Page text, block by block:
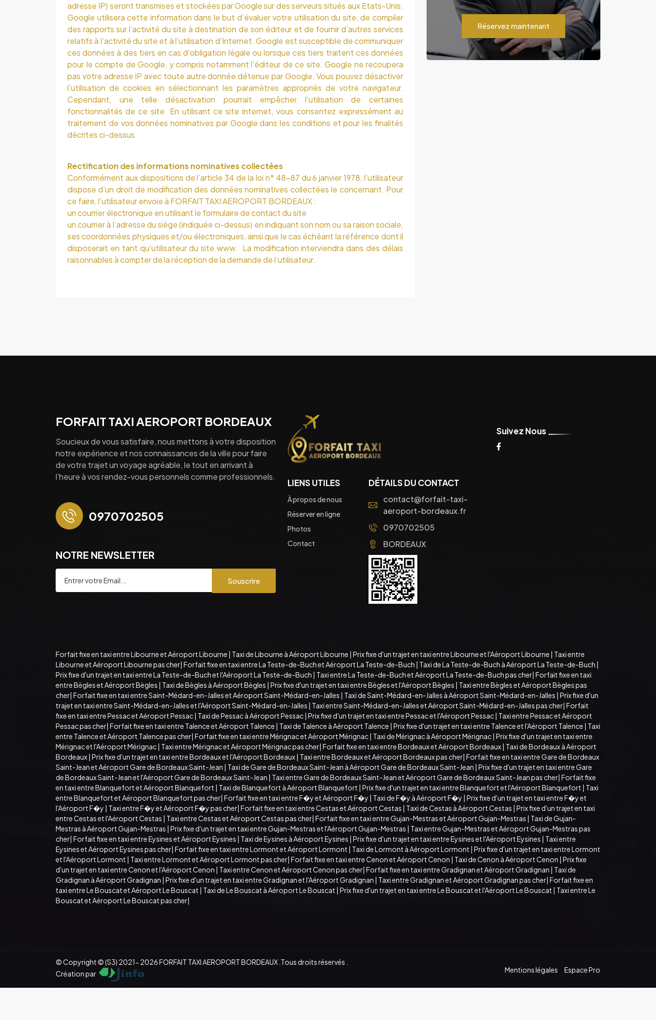
adresse IP) seront transmises et stockées par Google sur des serveurs situés aux Etats-Unis.
Google utilisera cette information dans le but d’évaluer votre utilisation du site, de compiler
des rapports sur l’activité du site à destination de son éditeur et de fournir d’autres services
relatifs à l’activité du site et à l’utilisation d’Internet. Google est susceptible de communiquer
ces données à des tiers en cas d’obligation légale ou lorsque ces tiers traitent ces données
pour le compte de Google, y compris notamment l’éditeur de ce site. Google ne recoupera
pas votre adresse IP avec toute autre donnée détenue par Google. Vous pouvez désactiver
l’utilisation de cookies en sélectionnant les paramètres appropriés de votre navigateur.
Cependant, une telle désactivation pourrait empêcher l’utilisation de certaines
fonctionnalités de ce site. En utilisant ce site internet, vous consentez expressément au
traitement de vos données nominatives par Google dans les conditions et pour les finalités
décrites ci-dessus.
Rectification des informations nominatives collectées
Conformément aux dispositions de l’article 34 de la loi n° 48-87 du 6 janvier 1978, l’utilisateur
dispose d’un droit de modification des données nominatives collectées le concernant. Pour
ce faire, l’utilisateur envoie à FORFAIT TAXI AEROPORT BORDEAUX:
un courrier électronique en utilisant le formulaire de contact du site
un courrier à l’adresse du siège (indiquée ci-dessus) en indiquant son nom ou sa raison sociale,
ses coordonnées physiques et/ou électroniques, ainsi que le cas échéant la référence dont il
disposerait en tant qu’utilisateur du site www. La modification interviendra dans des délais
raisonnables à compter de la réception de la demande de l’utilisateur.
Réservez maintenant
FORFAIT TAXI AEROPORT BORDEAUX
Soucieux de vous satisfaire, nous mettons à votre disposition
notre expérience et nos connaissances de la ville pour faire
de votre trajet un voyage agréable, le tout en arrivant à
l’heure à vos rendez-vous personnels comme professionnels.
0970702505
NOTRE NEWSLETTER
Souscrire
Suivez Nous
LIENS UTILES
À propos de nous
Réserver en ligne
Photos
Contact
DÉTAILS DU CONTACT
contact@forfait-taxi-
aeroport-bordeaux.fr
0970702505
BORDEAUX
Forfait fixe en taxi entre Libourne et Aéroport Libourne Taxi de Libourne à Aéroport Libourne Prix fixe d'un trajet en taxi entre Libourne et l'Aéroport Libourne
Taxi entre
Libourne et Aéroport Libourne pas cher Forfait fixe en taxi entre La Teste-de-Buch et Aéroport La Teste-de-Buch Taxi de La Teste-de-Buch à Aéroport La Teste-de-Buch
Prix fixe d'un trajet en taxi entre La Teste-de-Buch et l'Aéroport La Teste-de-Buch
Taxi entre La Teste-de-Buch et Aéroport La Teste-de-Buch pas cher Forfait fixe en taxi
entre Bègles et Aéroport Bègles
Taxi de Bègles à Aéroport Bègles Prix fixe d'un trajet en taxi entre Bègles et l'Aéroport Bègles
Taxi entre Bègles et Aéroport Bègles pas
cher Forfait fixe en taxi entre Saint-Médard-en-Jalles et Aéroport Saint-Médard-en-Jalles Taxi de Saint-Médard-en-Jalles à Aéroport Saint-Médard-en-Jalles Prix fixe d'un
trajet en taxi entre Saint-Médard-en-Jalles et l'Aéroport Saint-Médard-en-Jalles
Taxi entre Saint-Médard-en-Jalles et Aéroport Saint-Médard-en-Jalles pas cher Forfait
fixe en taxi entre Pessac et Aéroport Pessac Taxi de Pessac à Aéroport Pessac Prix fixe d'un trajet en taxi entre Pessac et l'Aéroport Pessac Taxi entre Pessac et Aéroport
Pessac pas cher Forfait fixe en taxi entre Talence et Aéroport Talence Taxi de Talence à Aéroport Talence Prix fixe d'un trajet en taxi entre Talence et l'Aéroport Talence
Taxi
entre Talence et Aéroport Talence pas cher Forfait fixe en taxi entre Mérignac et Aéroport Mérignac Taxi de Mérignac à Aéroport Mérignac Prix fixe d'un trajet en taxi entre
Mérignac et l'Aéroport Mérignac Taxi entre Mérignac et Aéroport Mérignac pas cher Forfait fixe en taxi entre Bordeaux et Aéroport Bordeaux Taxi de Bordeaux à Aéroport
Bordeaux Prix fixe d'un trajet en taxi entre Bordeaux et l'Aéroport Bordeaux Taxi entre Bordeaux et Aéroport Bordeaux pas cher Forfait fixe en taxi entre Gare de Bordeaux
Saint-Jean et Aéroport Gare de Bordeaux Saint-Jean
Taxi de Gare de Bordeaux Saint-Jean à Aéroport Gare de Bordeaux Saint-Jean Prix fixe d'un trajet en taxi entre Gare
de Bordeaux Saint-Jean et l'Aéroport Gare de Bordeaux Saint-Jean
Taxi entre Gare de Bordeaux Saint-Jean et Aéroport Gare de Bordeaux Saint-Jean pas cher Forfait fixe
en taxi entre Blanquefort et Aéroport Blanquefort
Taxi de Blanquefort à Aéroport Blanquefort Prix fixe d'un trajet en taxi entre Blanquefort et l'Aéroport Blanquefort
Taxi
entre Blanquefort et Aéroport Blanquefort pas cher Forfait fixe en taxi entre F�y et Aéroport F�y Taxi de F�y à Aéroport F�y Prix fixe d'un trajet en taxi entre F�y et
l'Aéroport F�y
Taxi entre F�y et Aéroport F�y pas cher Forfait fixe en taxi entre Cestas et Aéroport Cestas Taxi de Cestas à Aéroport Cestas Prix fixe d'un trajet en taxi
entre Cestas et l'Aéroport Cestas
Taxi entre Cestas et Aéroport Cestas pas cher Forfait fixe en taxi entre Gujan-Mestras et Aéroport Gujan-Mestras
Taxi de Gujan-
Mestras à Aéroport Gujan-Mestras Prix fixe d'un trajet en taxi entre Gujan-Mestras et l'Aéroport Gujan-Mestras
Taxi entre Gujan-Mestras et Aéroport Gujan-Mestras pas
cher Forfait fixe en taxi entre Eysines et Aéroport Eysines Taxi de Eysines à Aéroport Eysines Prix fixe d'un trajet en taxi entre Eysines et l'Aéroport Eysines
Taxi entre
Eysines et Aéroport Eysines pas cher Forfait fixe en taxi entre Lormont et Aéroport Lormont Taxi de Lormont à Aéroport Lormont Prix fixe d'un trajet en taxi entre Lormont
et l'Aéroport Lormont
Taxi entre Lormont et Aéroport Lormont pas cher Forfait fixe en taxi entre Cenon et Aéroport Cenon Taxi de Cenon à Aéroport Cenon Prix fixe
d'un trajet en taxi entre Cenon et l'Aéroport Cenon
Taxi entre Cenon et Aéroport Cenon pas cher Forfait fixe en taxi entre Gradignan et Aéroport Gradignan
Taxi de
Gradignan à Aéroport Gradignan Prix fixe d'un trajet en taxi entre Gradignan et l'Aéroport Gradignan Taxi entre Gradignan et Aéroport Gradignan pas cher Forfait fixe en
taxi entre Le Bouscat et Aéroport Le Bouscat
Taxi de Le Bouscat à Aéroport Le Bouscat Prix fixe d'un trajet en taxi entre Le Bouscat et l'Aéroport Le Bouscat
Taxi entre Le
Bouscat et Aéroport Le Bouscat pas cher
© Copyright © (S3) 2021- 2026 FORFAIT TAXI AEROPORT BORDEAUX .Tous droits réservés .
Création par
Mentions légales Espace Pro